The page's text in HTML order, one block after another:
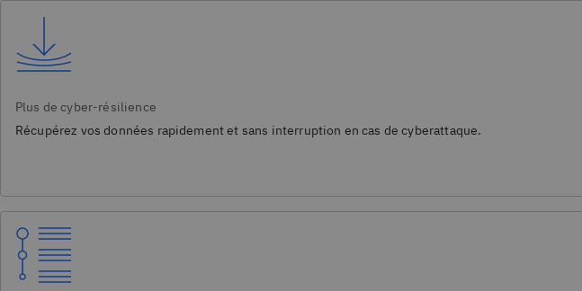
Plus de cyber-résilience
Récupérez vos données rapidement et sans interruption en cas de cyberattaque.